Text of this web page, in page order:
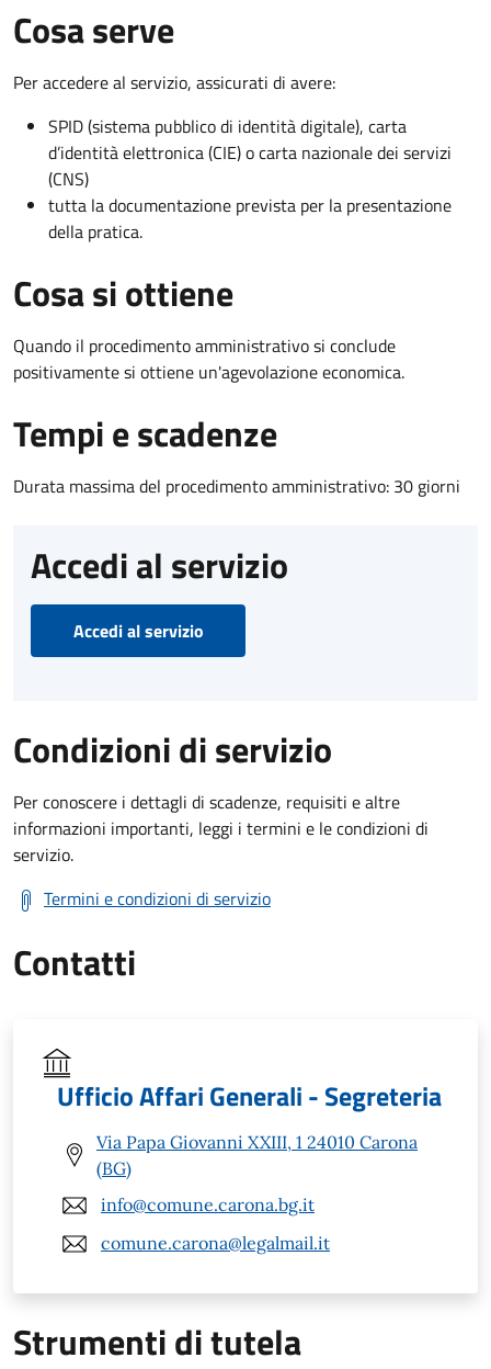
Cosa serve
Per accedere al servizio, assicurati di avere:
SPID (sistema pubblico di identità digitale), carta
d’identità elettronica (CIE) o carta nazionale dei servizi
(CNS)
tutta la documentazione prevista per la presentazione
della pratica.
Cosa si ottiene
Quando il procedimento amministrativo si conclude
positivamente si ottiene un'agevolazione economica.
Tempi e scadenze
Durata massima del procedimento amministrativo: 30 giorni
Accedi al servizio
Accedi al servizio
Condizioni di servizio
Per conoscere i dettagli di scadenze, requisiti e altre
informazioni importanti, leggi i termini e le condizioni di
servizio.
Termini e condizioni di servizio
Contatti
Ufficio Affari Generali - Segreteria
Via Papa Giovanni XXIII, 1 24010 Carona
(BG)
info@comune.carona.bg.it
comune.carona@legalmail.it
Strumenti di tutela